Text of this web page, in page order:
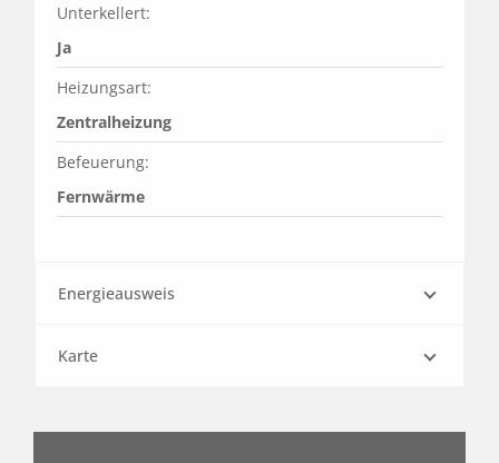
Unterkellert:
Ja
Heizungsart:
Zentralheizung
Befeuerung:
Fernwärme
Energieausweis
Karte